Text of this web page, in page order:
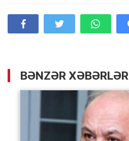
BƏNZƏR XƏBƏRLƏR